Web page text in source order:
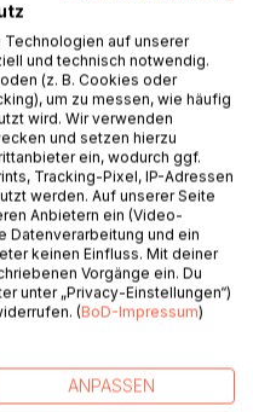
– Satire – Humor –
– Krimis
aus dem nördlichen
aus anderen
reiben sich
Kritik fördert. Mit
ihrer vielfältigen Arbeit
auf unserer
und technisch notwendig.
(z. B. Cookies oder
um zu messen, wie häufig
wird. Wir verwenden
und setzen hierzu
ein, wodurch ggf.
Tracking-Pixel, IP-Adressen
werden. Auf unserer Seite
Anbietern ein (Video-
Datenverarbeitung und ein
keinen Einfluss. Mit deiner
Vorgänge ein. Du
unter „Privacy-Einstellungen“)
(BoD-Impressum)
ANPASSEN